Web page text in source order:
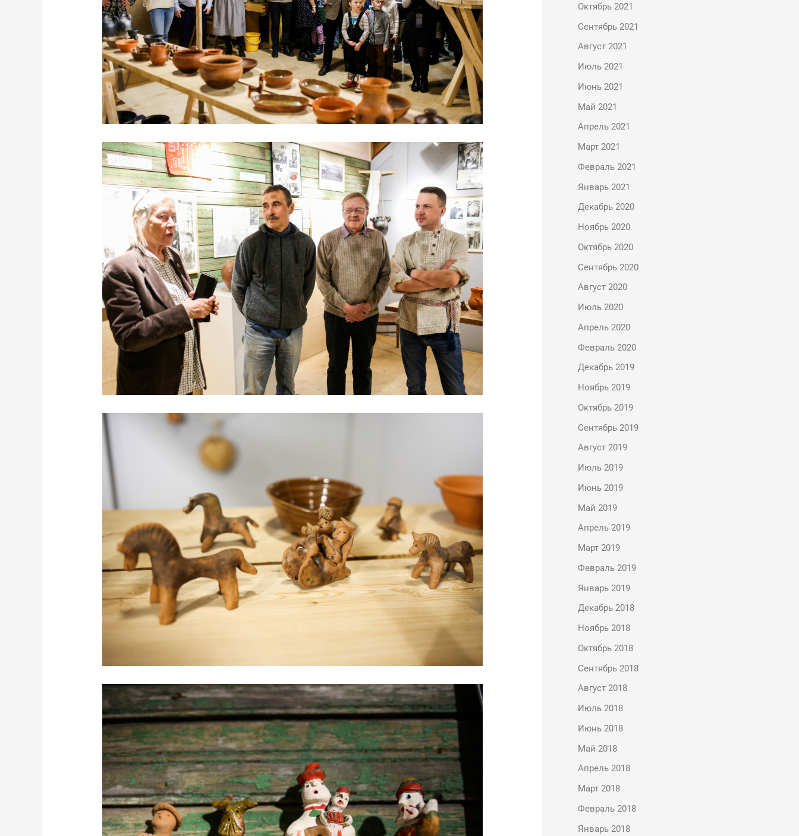
Октябрь 2021
Сентябрь 2021
Август 2021
Июль 2021
Июнь 2021
Май 2021
Апрель 2021
Март 2021
Февраль 2021
Январь 2021
Декабрь 2020
Ноябрь 2020
Октябрь 2020
Сентябрь 2020
Август 2020
Июль 2020
Апрель 2020
Февраль 2020
Декабрь 2019
Ноябрь 2019
Октябрь 2019
Сентябрь 2019
Август 2019
Июль 2019
Июнь 2019
Май 2019
Апрель 2019
Март 2019
Февраль 2019
Январь 2019
Декабрь 2018
Ноябрь 2018
Октябрь 2018
Сентябрь 2018
Август 2018
Июль 2018
Июнь 2018
Май 2018
Апрель 2018
Март 2018
Февраль 2018
Январь 2018